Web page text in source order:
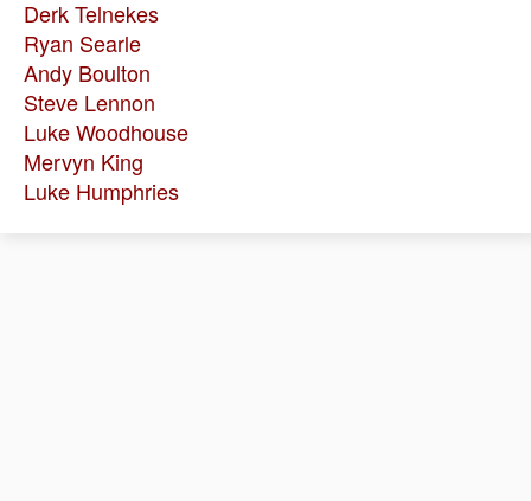
Derk Telnekes
Ryan Searle
Andy Boulton
Steve Lennon
Luke Woodhouse
Mervyn King
Luke Humphries